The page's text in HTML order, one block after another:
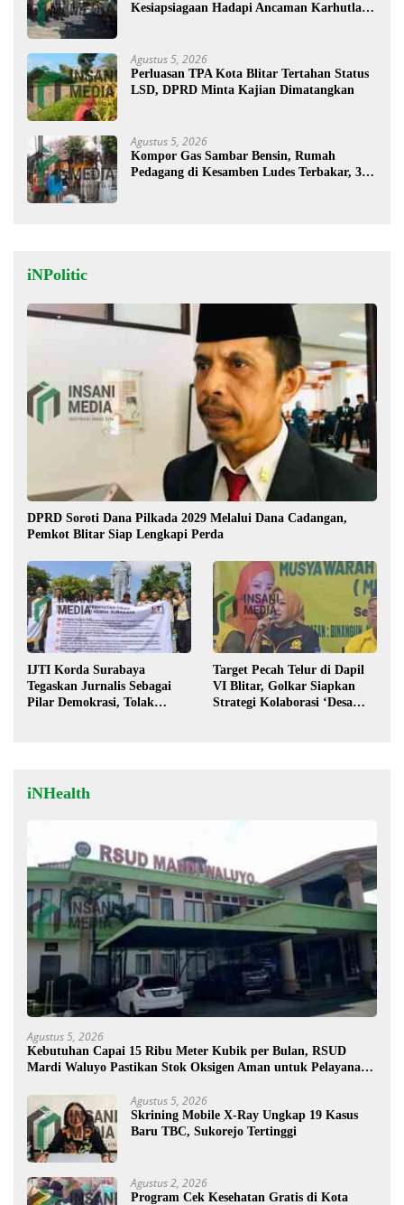
Kesiapsiagaan Hadapi Ancaman Karhutla di
Agustus 5, 2026
Perluasan TPA Kota Blitar Tertahan Status
LSD, DPRD Minta Kajian Dimatangkan
Agustus 5, 2026
Kompor Gas Sambar Bensin, Rumah
Pedagang di Kesamben Ludes Terbakar, 3
iNPolitic
DPRD Soroti Dana Pilkada 2029 Melalui Dana Cadangan,
Pemkot Blitar Siap Lengkapi Perda
IJTI Korda Surabaya
Tegaskan Jurnalis Sebagai
Pilar Demokrasi, Tolak
Target Pecah Telur di Dapil
VI Blitar, Golkar Siapkan
Strategi Kolaborasi ‘Desa
iNHealth
Agustus 5, 2026
Kebutuhan Capai 15 Ribu Meter Kubik per Bulan, RSUD
Mardi Waluyo Pastikan Stok Oksigen Aman untuk Pelayanan
Agustus 5, 2026
Skrining Mobile X-Ray Ungkap 19 Kasus
Baru TBC, Sukorejo Tertinggi
Agustus 2, 2026
Program Cek Kesehatan Gratis di Kota